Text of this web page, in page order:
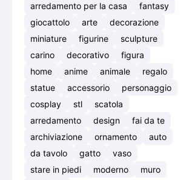
arredamento per la casa
fantasy
giocattolo
arte
decorazione
miniature
figurine
sculpture
carino
decorativo
figura
home
anime animale
regalo
statue
accessorio
personaggio
cosplay
stl
scatola
arredamento
design
fai da te
archiviazione
ornamento
auto
da tavolo
gatto
vaso
stare in piedi
moderno
muro